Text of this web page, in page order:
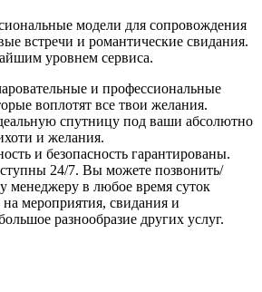
модели для сопровождения
встречи и романтические свидания.
уровнем сервиса.
и профессиональные
воплотят все твои желания.
спутницу под ваши абсолютно
и желания.
и безопасность гарантированы.
24/7. Вы можете позвонить/
менеджеру в любое время суток
мероприятия, свидания и
разнообразие других услуг.